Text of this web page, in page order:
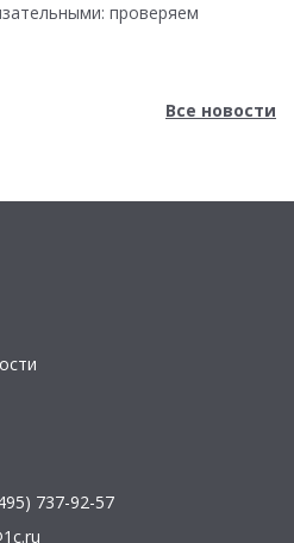
проверяем
Все новости
737-92-57